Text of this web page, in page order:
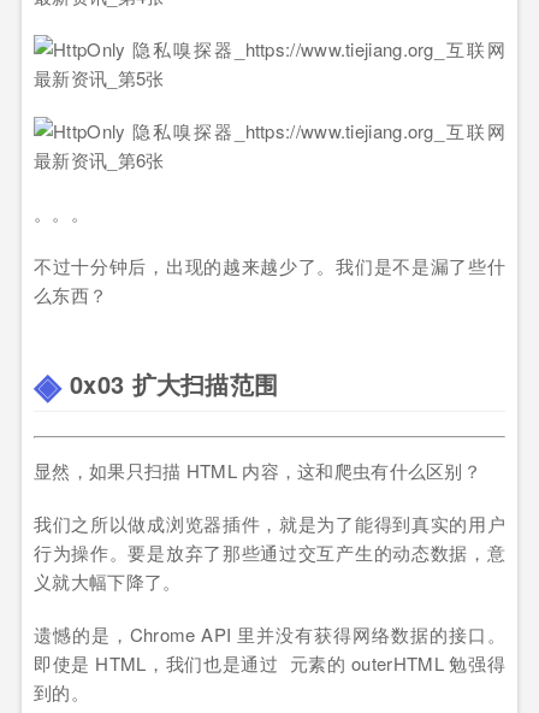
。。。
不过十分钟后，出现的越来越少了。我们是不是漏了些什
么东西？
0x03 扩大扫描范围
显然，如果只扫描 HTML 内容，这和爬虫有什么区别？
我们之所以做成浏览器插件，就是为了能得到真实的用户
行为操作。要是放弃了那些通过交互产生的动态数据，意
义就大幅下降了。
遗憾的是，Chrome API 里并没有获得网络数据的接口。
即使是 HTML，我们也是通过 元素的 outerHTML 勉强得
到的。